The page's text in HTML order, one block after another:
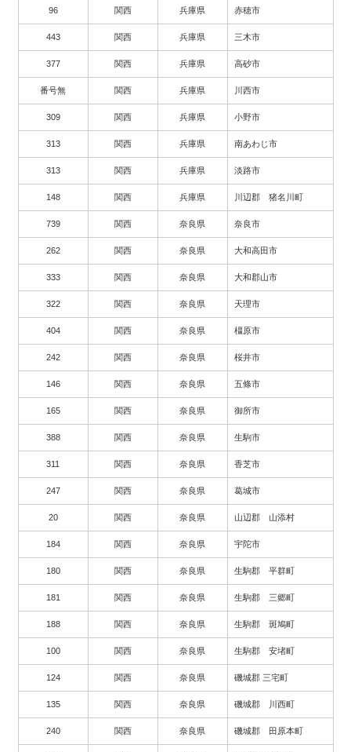
96 関西 兵庫県 赤穂市
443 関西 兵庫県 三木市
377 関西 兵庫県 高砂市
番号無 関西 兵庫県 川西市
309 関西 兵庫県 小野市
313 関西 兵庫県 南あわじ市
313 関西 兵庫県 淡路市
148 関西 兵庫県 川辺郡 猪名川町
739 関西 奈良県 奈良市
262 関西 奈良県 大和高田市
333 関西 奈良県 大和郡山市
322 関西 奈良県 天理市
404 関西 奈良県 橿原市
242 関西 奈良県 桜井市
146 関西 奈良県 五條市
165 関西 奈良県 御所市
388 関西 奈良県 生駒市
311 関西 奈良県 香芝市
247 関西 奈良県 葛城市
20 関西 奈良県 山辺郡 山添村
184 関西 奈良県 宇陀市
180 関西 奈良県 生駒郡 平群町
181 関西 奈良県 生駒郡 三郷町
188 関西 奈良県 生駒郡 斑鳩町
100 関西 奈良県 生駒郡 安堵町
124 関西 奈良県 磯城郡 三宅町
135 関西 奈良県 磯城郡 川西町
240 関西 奈良県 磯城郡 田原本町